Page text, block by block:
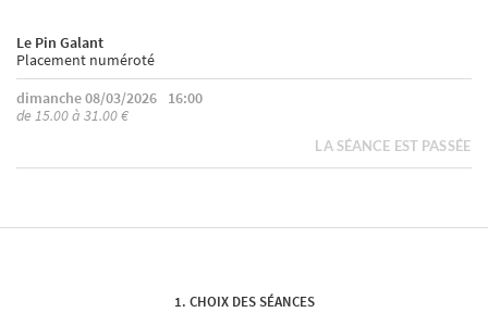
Le Pin Galant
Placement numéroté
dimanche 08/03/2026
16:00
de 15.00 à 31.00 €
LA SÉANCE EST PASSÉE
CHOIX DES SÉANCES